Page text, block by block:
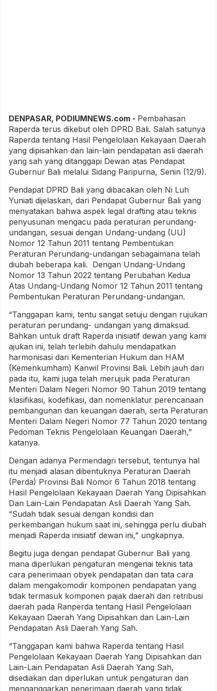
DENPASAR, PODIUMNEWS.com - Pembahasan
Raperda terus dikebut oleh DPRD Bali. Salah satunya
Raperda tentang Hasil Pengelolaan Kekayaan Daerah
yang dipisahkan dan lain-lain pendapatan asli daerah
yang sah yang ditanggapi Dewan atas Pendapat
Gubernur Bali melalui Sidang Paripurna, Senin (12/9).
Pendapat DPRD Bali yang dibacakan oleh Ni Luh
Yuniati dijelaskan, dari Pendapat Gubernur Bali yang
menyatakan bahwa aspek legal drafting atau teknis
penyusunan mengacu pada peraturan perundang-
undangan, sesuai dengan Undang-undang (UU)
Nomor 12 Tahun 2011 tentang Pembentukan
Peraturan Perundang-undangan sebagaimana telah
diubah beberapa kali. Dengan Undang-Undang
Nomor 13 Tahun 2022 tentang Perubahan Kedua
Atas Undang-Undang Nomor 12 Tahun 2011 tentang
Pembentukan Peraturan Perundang-undangan.
“Tanggapan kami, tentu sangat setuju dengan rujukan
peraturan perundang- undangan yang dimaksud.
Bahkan untuk draft Raperda inisiatif dewan yang kami
ajukan ini, telah terlebih dahulu mendapatkan
harmonisasi dari Kementerian Hukum dan HAM
(Kemenkumham) Kanwil Provinsi Bali. Lebih jauh dari
pada itu, kami juga telah merujuk pada Peraturan
Menteri Dalam Negeri Nomor 90 Tahun 2019 tentang
klasifikasi, kodefikasi, dan nomenklatur perencanaan
pembangunan dan keuangan daerah, serta Peraturan
Menteri Dalam Negeri Nomor 77 Tahun 2020 tentang
Pedoman Teknis Pengelolaan Keuangan Daerah,”
katanya.
Dengan adanya Permendagri tersebut, tentunya hal
itu menjadi alasan dibentuknya Peraturan Daerah
(Perda) Provinsi Bali Nomor 6 Tahun 2018 tentang
Hasil Pengelolaan Kekayaan Daerah Yang Dipisahkan
Dan Lain-Lain Pendapatan Asli Daerah Yang Sah.
“Sudah tidak sesuai dengan kondisi dan
perkembangan hukum saat ini, sehingga perlu diubah
menjadi Raperda inisiatif dewan ini,” ungkapnya.
Begitu juga dengan pendapat Gubernur Bali yang
mana diperlukan pengaturan mengenai teknis tata
cara penerimaan obyek pendapatan dan tata cara
dalam mengakomodir komponen pendapatan yang
tidak termasuk komponen pajak daerah dan retribusi
daerah pada Ranperda tentang Hasil Pengelolaan
Kekayaan Daerah Yang Dipisahkan dan Lain-Lain
Pendapatan Asli Daerah Yang Sah.
“Tanggapan kami bahwa Raperda tentang Hasil
Pengelolaan Kekayaan Daerah Yang Dipisahkan dan
Lain-Lain Pendapatan Asli Daerah Yang Sah,
disediakan dan diperlukan untuk pengaturan dan
menganggarkan penerimaan daerah yang tidak